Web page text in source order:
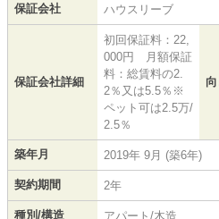
保証会社 ハウスリーブ
保証会社詳細
初回保証料：22,
000円 月額保証
料：総賃料の2.
2％又は5.5％※
ペット可は2.5万/
2.5％
向
築年月 2019年 9月 (築6年)
契約期間 2年
種別/構造 アパート/木造